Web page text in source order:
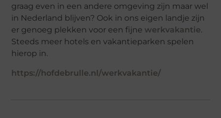
graag even in een andere omgeving zijn maar wel
in Nederland blijven? Ook in ons eigen landje zijn
er genoeg plekken voor een fijne werkvakantie.
Steeds meer hotels en vakantieparken spelen
hierop in.
https://hofdebrulle.nl/werkvakantie/